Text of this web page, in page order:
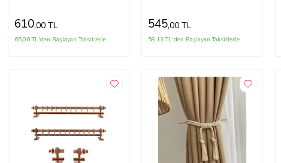
610,00 TL
65,06 TL'den Başlayan Taksitlerle
545,00 TL
58,13 TL'den Başlayan Taksitlerle